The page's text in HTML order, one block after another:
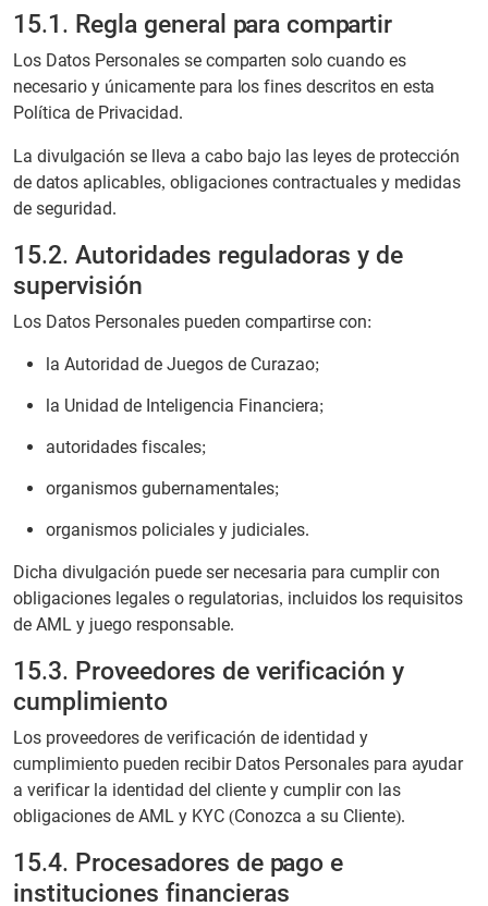
15.1. Regla general para compartir
Los Datos Personales se comparten solo cuando es
necesario y únicamente para los fines descritos en esta
Política de Privacidad.
La divulgación se lleva a cabo bajo las leyes de protección
de datos aplicables, obligaciones contractuales y medidas
de seguridad.
15.2. Autoridades reguladoras y de
supervisión
Los Datos Personales pueden compartirse con:
la Autoridad de Juegos de Curazao;
la Unidad de Inteligencia Financiera;
autoridades fiscales;
organismos gubernamentales;
organismos policiales y judiciales.
Dicha divulgación puede ser necesaria para cumplir con
obligaciones legales o regulatorias, incluidos los requisitos
de AML y juego responsable.
15.3. Proveedores de verificación y
cumplimiento
Los proveedores de verificación de identidad y
cumplimiento pueden recibir Datos Personales para ayudar
a verificar la identidad del cliente y cumplir con las
obligaciones de AML y KYC (Conozca a su Cliente).
15.4. Procesadores de pago e
instituciones financieras